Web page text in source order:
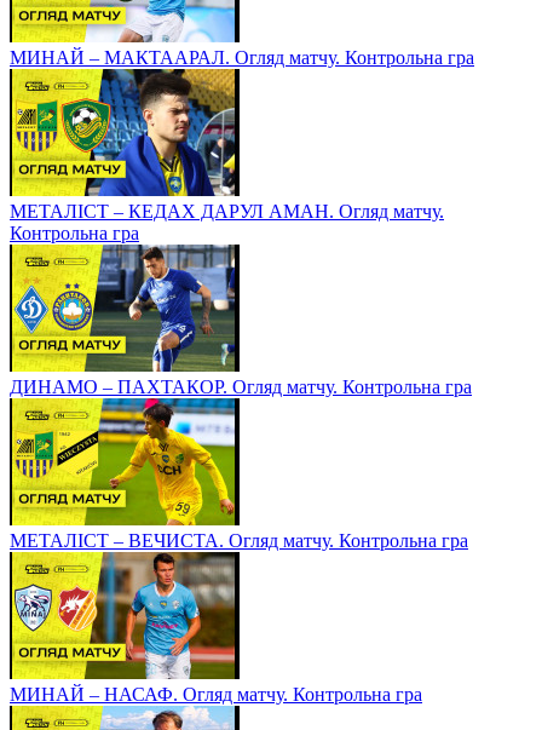
МИНАЙ – МАКТААРАЛ. Огляд матчу. Контрольна гра
МЕТАЛІСТ – КЕДАХ ДАРУЛ АМАН. Огляд матчу.
Контрольна гра
ДИНАМО – ПАХТАКОР. Огляд матчу. Контрольна гра
МЕТАЛІСТ – ВЕЧИСТА. Огляд матчу. Контрольна гра
МИНАЙ – НАСАФ. Огляд матчу. Контрольна гра